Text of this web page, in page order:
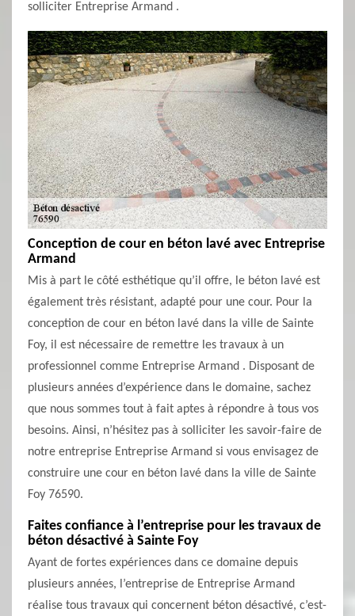
solliciter Entreprise Armand .
Conception de cour en béton lavé avec Entreprise
Armand
Mis à part le côté esthétique qu’il offre, le béton lavé est
également très résistant, adapté pour une cour. Pour la
conception de cour en béton lavé dans la ville de Sainte
Foy, il est nécessaire de remettre les travaux à un
professionnel comme Entreprise Armand . Disposant de
plusieurs années d’expérience dans le domaine, sachez
que nous sommes tout à fait aptes à répondre à tous vos
besoins. Ainsi, n’hésitez pas à solliciter les savoir-faire de
notre entreprise Entreprise Armand si vous envisagez de
construire une cour en béton lavé dans la ville de Sainte
Foy 76590.
Faites confiance à l’entreprise pour les travaux de
béton désactivé à Sainte Foy
Ayant de fortes expériences dans ce domaine depuis
plusieurs années, l’entreprise de Entreprise Armand
réalise tous travaux qui concernent béton désactivé, c’est-